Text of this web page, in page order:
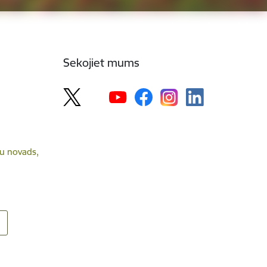
novads,
Sekojiet mums